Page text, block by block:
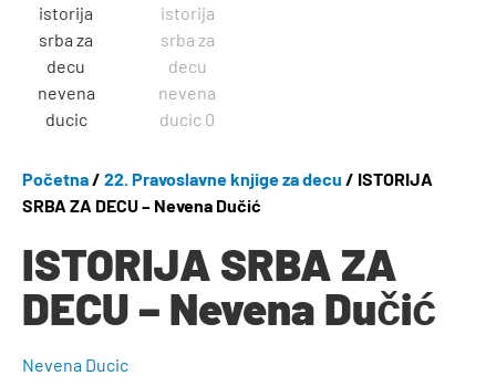
Početna/ 22. Pravoslavne knjige za decu / ISTORIJA
SRBA ZA DECU – Nevena Dučić
ISTORIJA SRBA ZA
DECU – Nevena Dučić
Nevena Ducic